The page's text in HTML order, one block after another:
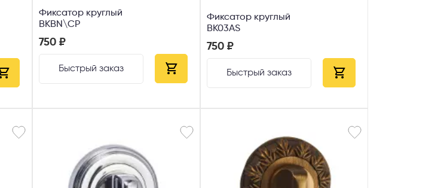
Фиксатор круглый
ВKBN\CP
750 ₽
Быстрый заказ
Фиксатор круглый
ВК03AS
750 ₽
Быстрый заказ